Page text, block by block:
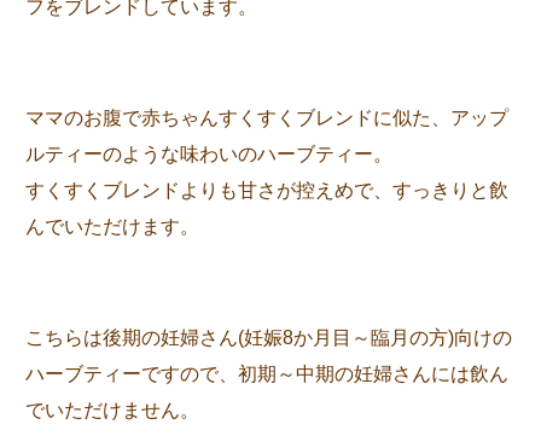
フをブレンドしています。
ママのお腹で赤ちゃんすくすくブレンドに似た、アップ
ルティーのような味わいのハーブティー。
すくすくブレンドよりも甘さが控えめで、すっきりと飲
んでいただけます。
こちらは後期の妊婦さん(妊娠8か月目～臨月の方)向けの
ハーブティーですので、初期～中期の妊婦さんには飲ん
でいただけません。